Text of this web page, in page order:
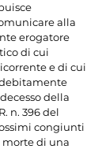
alla
erogatore
di cui
e di cui
della
n. 396 del
congiunti
di una